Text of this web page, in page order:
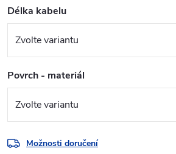
Délka kabelu
Povrch - materiál
Možnosti doručení